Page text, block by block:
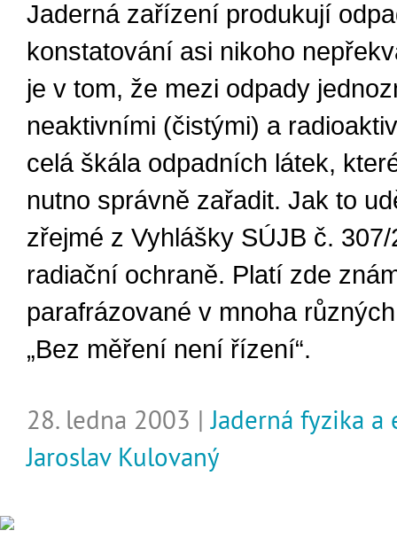
Jaderná zařízení produkují
konstatování asi nikoho
je v tom, že mezi odpady
neaktivními (čistými) a
celá škála odpadních látek,
nutno správně zařadit. Jak to
zřejmé z Vyhlášky SÚJB č.
radiační ochraně. Platí zde
parafrázované v mnoha
„Bez měření není řízení“.
28. ledna 2003 |Jaderná fyzika a
Jaroslav Kulovaný